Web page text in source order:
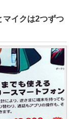
マイクは2つずつ